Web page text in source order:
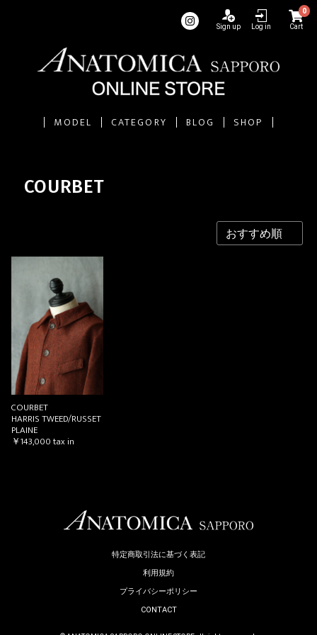
Sign up Log in
0
Cart
MODEL CATEGORY BLOG SHOP
COURBET
COURBET
HARRIS TWEED/RUSSET
PLAINE
￥143,000tax in
お買い物を続ける
特定商取引法に基づく表記
利用規約
プライバシーポリシー
CONTACT